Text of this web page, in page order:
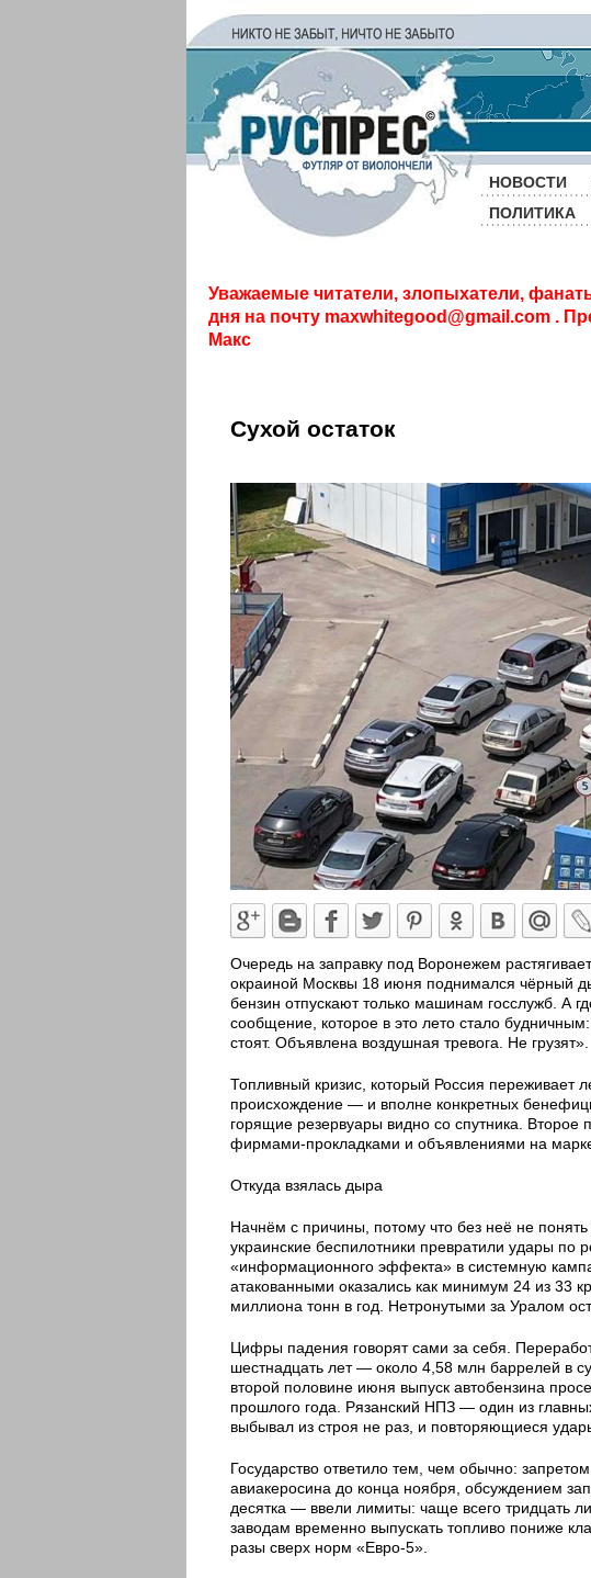
НОВОСТИ
ПОЛИТИКА
Уважаемые читатели, злопыхатели,
дня на почту maxwhitegood@gmail.com .
Макс
Сухой остаток
Очередь на заправку под Воронежем
окраиной Москвы 18 июня поднимался чёрный
бензин отпускают только машинам госслужб. А
сообщение, которое в это лето стало
стоят. Объявлена воздушная тревога. Не грузят».
Топливный кризис, который Россия переживает
происхождение — и вполне конкретных
горящие резервуары видно со спутника.
фирмами-прокладками и объявлениями на
Откуда взялась дыра
Начнём с причины, потому что без неё не
украинские беспилотники превратили удары по
«информационного эффекта» в системную
атакованными оказались как минимум 24 из
миллиона тонн в год. Нетронутыми за Уралом
Цифры падения говорят сами за себя.
шестнадцать лет — около 4,58 млн баррелей в
второй половине июня выпуск автобензина
прошлого года. Рязанский НПЗ — один из
выбывал из строя не раз, и повторяющиеся
Государство ответило тем, чем обычно:
авиакеросина до конца ноября, обсуждением
десятка — ввели лимиты: чаще всего тридцать
заводам временно выпускать топливо пониже
разы сверх норм «Евро-5».